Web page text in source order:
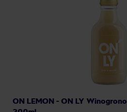
ON LEMON - ON LY